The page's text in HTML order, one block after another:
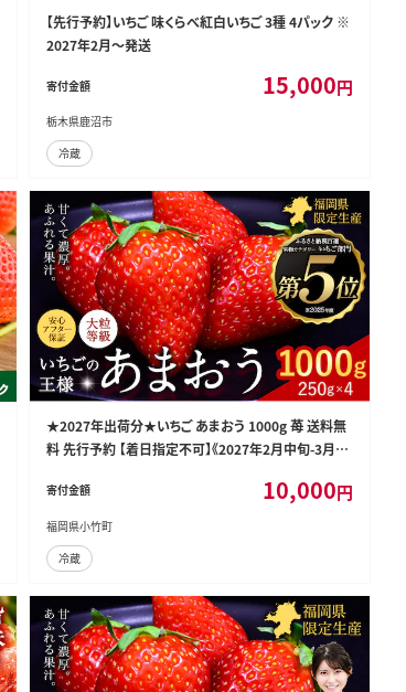
【先行予約】いちご 味くらべ紅白いちご 3種 4パック ※
2027年2月～発送
寄付金額 15,000円
栃木県鹿沼市
冷蔵
★2027年出荷分★いちご あまおう 1000g 苺 送料無
料 先行予約 【着日指定不可】《2027年2月中旬-3月中
町【配送不可地域：離島】---ktk_ktk_85_1000g---
寄付金額 10,000円
福岡県小竹町
冷蔵